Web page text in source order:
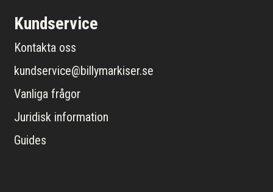
Kundservice
Kontakta oss
kundservice@billymarkiser.se
Vanliga frågor
Juridisk information
Guides